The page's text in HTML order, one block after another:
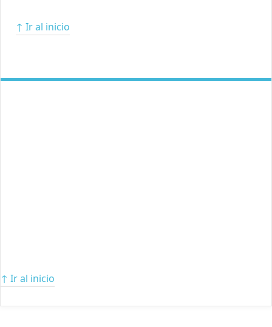
↑ Ir al inicio
↑ Ir al inicio